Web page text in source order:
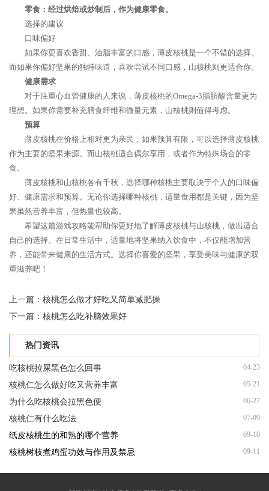
零食：经过烘焙或炒制后，作为健康零食。
选择的建议
口味偏好
如果你更喜欢香甜、油脂丰富的口感，薄皮核桃是一个不错的选择。
而如果你偏好坚果的独特味道，喜欢尝试不同口感，山核桃则更适合你。
健康需求
对于注重心血管健康的人来说，薄皮核桃的Omega-3脂肪酸含量更为
理想。如果你需要补充膳食纤维和微量元素，山核桃则值得考虑。
预算
薄皮核桃在价格上相对更为亲民，如果预算有限，可以选择薄皮核桃
作为主要的坚果来源。而山核桃适合偶尔享用，或者作为特殊场合的零
食。
薄皮核桃和山核桃各有千秋，选择哪种核桃主要取决于个人的口味偏
好、健康需求和预算。无论你选择哪种核桃，适量食用都是关键，因为坚
果虽然营养丰富，但热量也较高。
希望这篇游戏攻略能帮助你更好地了解薄皮核桃与山核桃，做出适合
自己的选择。在日常生活中，适量地将坚果纳入饮食中，不仅能增加营
养，还能带来健康的生活方式。选择你喜爱的坚果，享受美味与健康的双
重滋养吧！
上一篇： 核桃怎么做才好吃又简单减肥操
下一篇： 核桃怎么吃补脑效果好
热门资讯
吃核桃拉屎黑色怎么回事 04-23
核桃仁怎么做好吃又营养丰富 05-21
为什么吃核桃会拉黑色便 06-27
核桃仁有什么吃法 07-09
纸皮核桃生的和熟的哪个营养 09-10
核桃树枝煮鸡蛋功效与作用及禁忌 09-11